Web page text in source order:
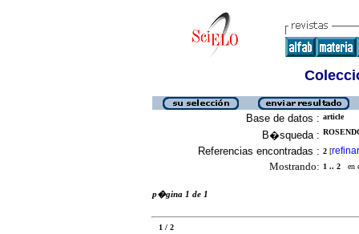
Base de datos : article
B�squeda :
Referencias encontradas : 2 [refinar
Mostrando: 1 .. 2 en
p�gina 1 de 1
1 / 2